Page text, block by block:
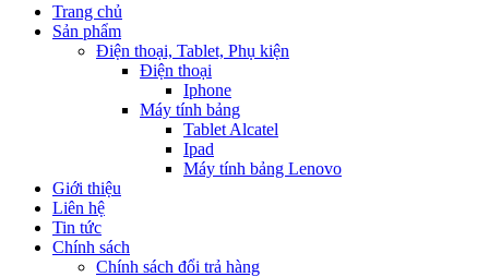
Trang chủ
Sản phẩm
Điện thoại, Tablet, Phụ kiện
Điện thoại
Iphone
Máy tính bảng
Tablet Alcatel
Ipad
Máy tính bảng Lenovo
Giới thiệu
Liên hệ
Tin tức
Chính sách
Chính sách đổi trả hàng